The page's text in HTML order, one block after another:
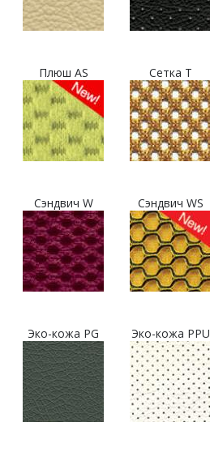
Плюш AS Сетка T
Сэндвич W Сэндвич WS
Эко-кожа PG Эко-кожа PPU